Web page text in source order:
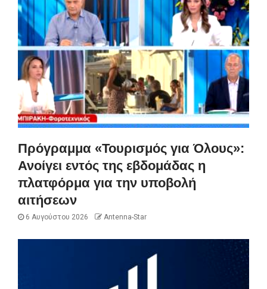
Πρόγραμμα «Τουρισμός για Όλους»:
Ανοίγει εντός της εβδομάδας η
πλατφόρμα για την υποβολή
αιτήσεων
6 Αυγούστου 2026 Antenna-Star